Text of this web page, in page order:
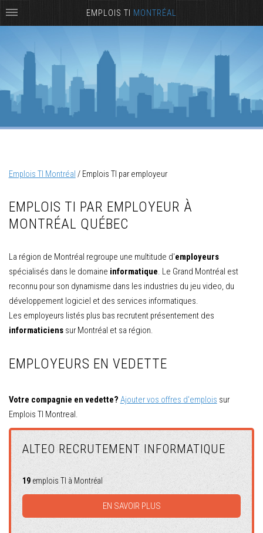
Emplois TI Montréal / Emplois TI par employeur
EMPLOIS TI PAR EMPLOYEUR À
MONTRÉAL QUÉBEC
La région de Montréal regroupe une multitude d'employeurs
spécialisés dans le domaine informatique. Le Grand Montréal est
reconnu pour son dynamisme dans les industries du jeu video, du
développement logiciel et des services informatiques.
Les employeurs listés plus bas recrutent présentement des
informaticienssur Montréal et sa région.
EMPLOYEURS EN VEDETTE
Votre compagnie en vedette? Ajouter vos offres d'emplois sur
Emplois TI Montreal.
ALTEO RECRUTEMENT INFORMATIQUE
19 emplois TI à Montréal
EN SAVOIR PLUS
EMPLOIS TI MONTRÉAL